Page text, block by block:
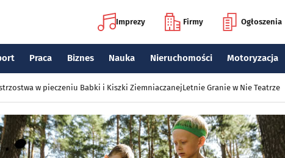
Imprezy Firmy Ogłoszenia
Praca Biznes Nauka Nieruchomości Motoryzacja
w pieczeniu Babki i Kiszki ZiemniaczanejLetnie Granie w Nie Teatrze